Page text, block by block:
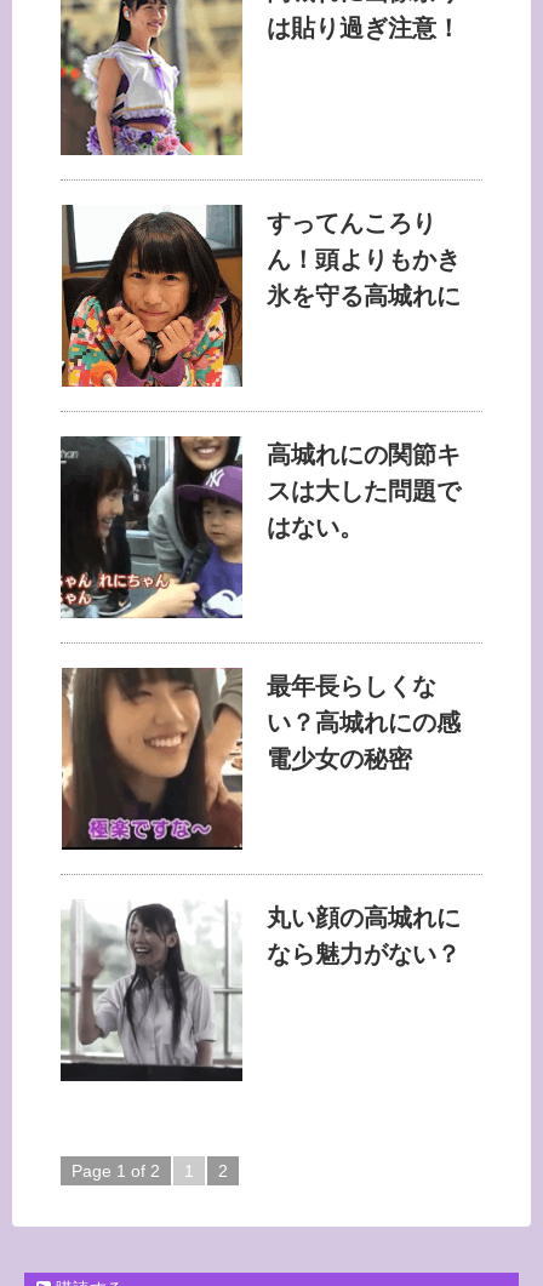
は貼り過ぎ注意！
すってんころり
ん！頭よりもかき
氷を守る高城れに
高城れにの関節キ
スは大した問題で
はない。
最年長らしくな
い？高城れにの感
電少女の秘密
丸い顔の高城れに
なら魅力がない？
Page 1 of 2 1 2